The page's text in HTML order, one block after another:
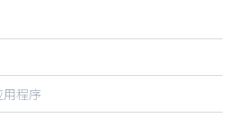
用程序